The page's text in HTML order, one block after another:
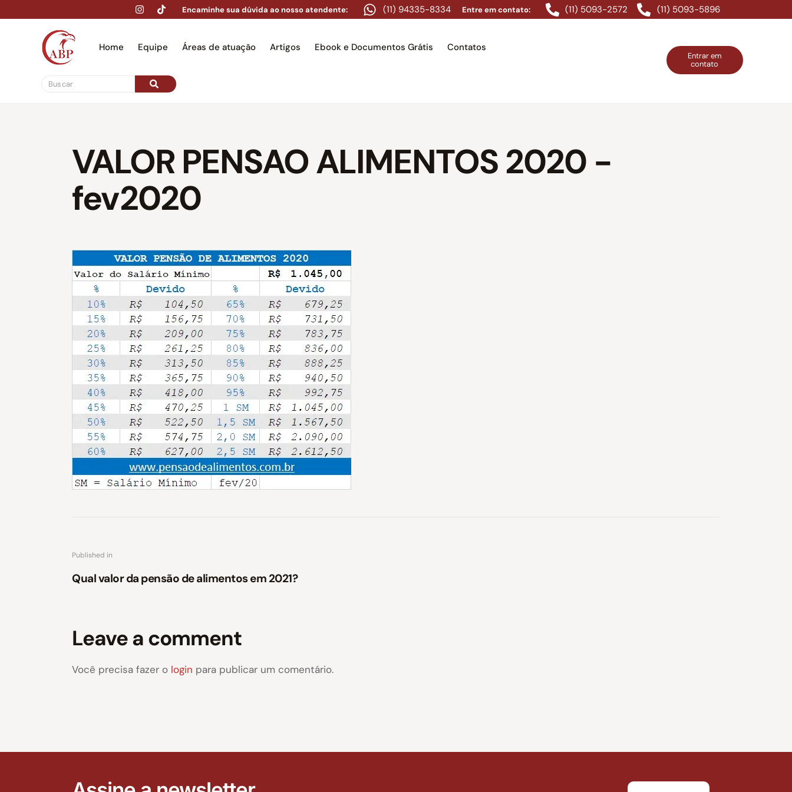
Encaminhe sua dúvida ao nosso atendente: (11) 94335-8334 Entre em contato: (11) 5093-2572 (11) 5093-5896
Home Equipe Áreas de atuação Artigos Ebook e Documentos Grátis Contatos
Entrar em
contato
VALOR PENSAO ALIMENTOS 2020 -
fev2020
Published in
Qual valor da pensão de alimentos em 2021?
Leave a comment
Você precisa fazer o login para publicar um comentário.